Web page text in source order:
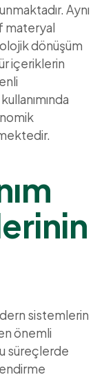
Aynı
materyal
dönüşüm
içeriklerin
sistemlerin
önemli
süreçlerde